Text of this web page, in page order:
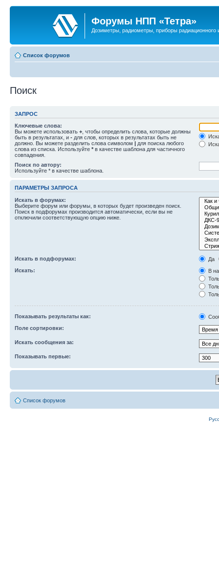
Форумы НПП «Тетра»
Дозиметры, радиометры, приборы радиационного
Список форумов
Поиск
ЗАПРОС
Ключевые слова:
Вы можете использовать + , чтобы определить слова, которые должны
быть в результатах, и - для слов, которых в результатах быть не
должно. Вы можете разделить слова символом | для поиска любого
слова из списка. Используйте * в качестве шаблона для частичного
совпадения.
Поиск по автору:
Используйте * в качестве шаблона.
ПАРАМЕТРЫ ЗАПРОСА
Искать в форумах:
Выберите форум или форумы, в которых будет произведен поиск.
Поиск в подфорумах производится автоматически, если вы не
отключили соответствующую опцию ниже.
Искать в подфорумах:
Да
Искать:
В
Показывать результаты как:
Поле сортировки:
Искать сообщения за:
Показывать первые:
Список форумов